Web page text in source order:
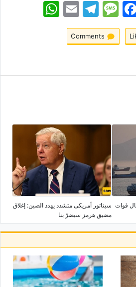
WhatsApp EmailTelegramMessage
Comments
قوات سیناتور أمریکی متشدد یهدد الصین: إغلاق
مضیق هرمز سیضرّ بنا